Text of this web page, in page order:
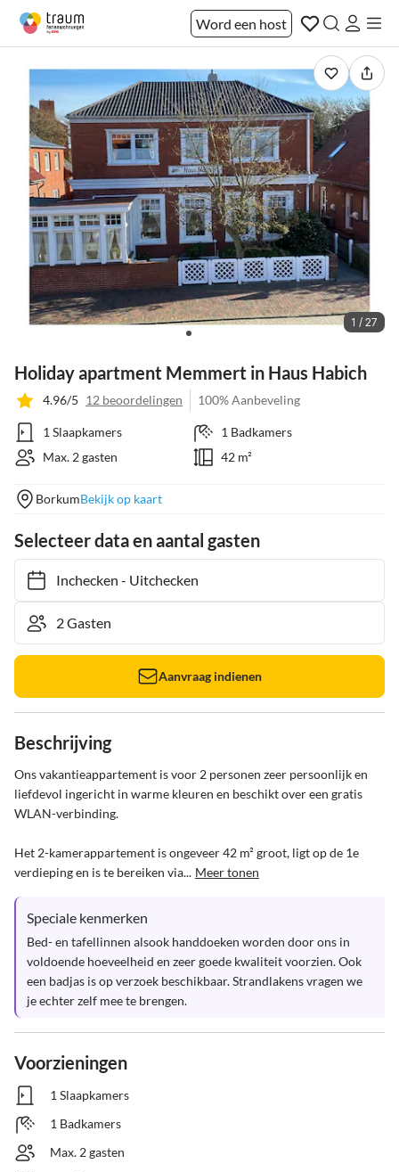
Word een host
1 / 27
Holiday apartment Memmert in Haus Habich
4.96/5 12 beoordelingen 100% Aanbeveling
1 Slaapkamers
1 Badkamers
Max. 2 gasten
42 m²
BorkumBekijk op kaart
Selecteer data en aantal gasten
Inchecken- Uitchecken
Aanvraag indienen
Beschrijving
Ons vakantieappartement is voor 2 personen zeer persoonlijk en
liefdevol ingericht in warme kleuren en beschikt over een gratis
WLAN-verbinding.
Het 2-kamerappartement is ongeveer 42 m² groot, ligt op de 1e
verdieping en is te bereiken via... Meer tonen
Speciale kenmerken
Bed- en tafellinnen alsook handdoeken worden door ons in
voldoende hoeveelheid en zeer goede kwaliteit voorzien. Ook
een badjas is op verzoek beschikbaar. Strandlakens vragen we
je echter zelf mee te brengen.
Voorzieningen
1 Slaapkamers
1 Badkamers
Max. 2 gasten